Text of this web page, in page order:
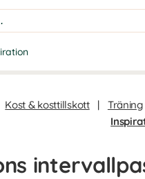
Kost & kosttillskott | Träning